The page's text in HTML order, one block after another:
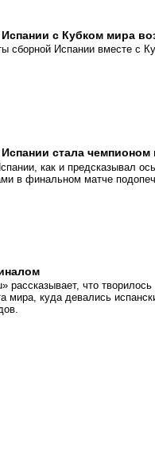
с Кубком мира
сборной Испании вместе с
стала
как и предсказывал
в финальном матче
рассказывает, что
мира, куда девались